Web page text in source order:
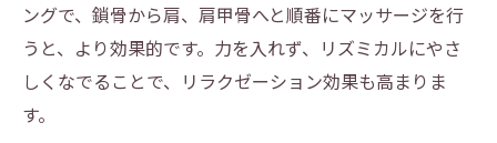
ングで、鎖骨から肩、肩甲骨へと順番にマッサージを行
うと、より効果的です。力を入れず、リズミカルにやさ
しくなでることで、リラクゼーション効果も高まりま
す。